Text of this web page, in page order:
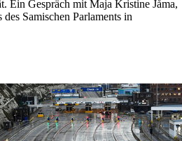
Ein Gespräch mit Maja Kristine Jåma,
Samischen Parlaments in